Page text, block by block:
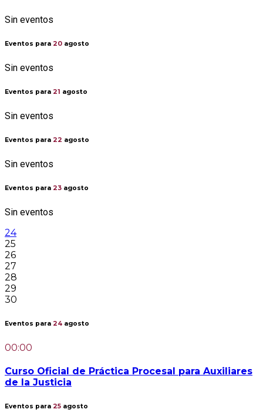
Sin eventos
Eventos para 20 agosto
Sin eventos
Eventos para 21 agosto
Sin eventos
Eventos para 22 agosto
Sin eventos
Eventos para 23 agosto
Sin eventos
24
25
26
27
28
29
30
Eventos para 24 agosto
00:00
Curso Oficial de Práctica Procesal para Auxiliares
de la Justicia
Eventos para 25 agosto